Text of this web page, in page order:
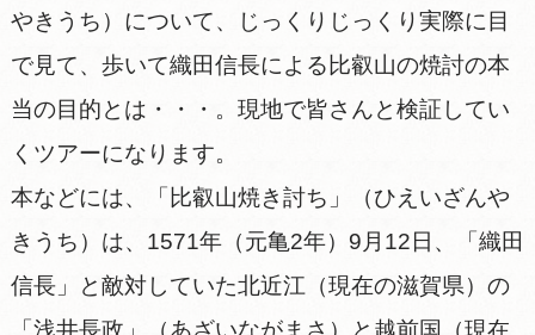
やきうち）について、じっくりじっくり実際に目
で見て、歩いて織田信長による比叡山の焼討の本
当の目的とは・・・。現地で皆さんと検証してい
くツアーになります。
本などには、「比叡山焼き討ち」（ひえいざんや
きうち）は、1571年（元亀2年）9月12日、「織田
信長」と敵対していた北近江（現在の滋賀県）の
「浅井長政」（あざいながまさ）と越前国（現在